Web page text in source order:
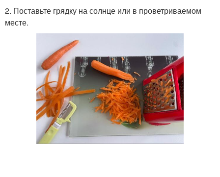
2. Поставьте грядку на солнце или в проветриваемом
месте.